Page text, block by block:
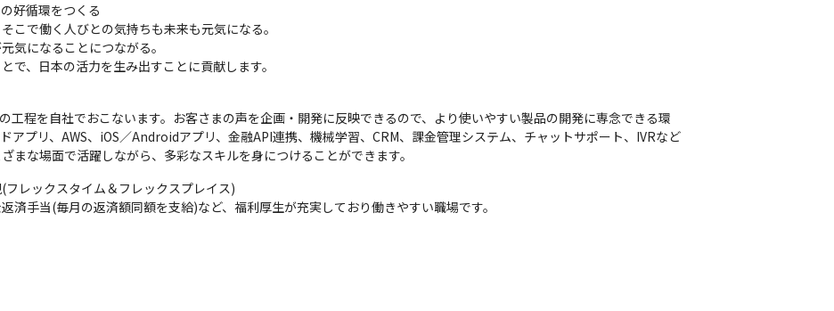
好循環をつくる
こで働く人びとの気持ちも未来も元気になる。
気になることにつながる。
で、日本の活力を生み出すことに貢献します。
工程を自社でおこないます。お客さまの声を企画・開発に反映できるので、より使いやすい製品の開発に専念できる環
アプリ、AWS、iOS／Androidアプリ、金融API連携、機械学習、CRM、課金管理システム、チャットサポート、IVRなど
まな場面で活躍しながら、多彩なスキルを身につけることができます。
レックスタイム＆フレックスプレイス)
済手当(毎月の返済額同額を支給)など、福利厚生が充実しており働きやすい職場です。